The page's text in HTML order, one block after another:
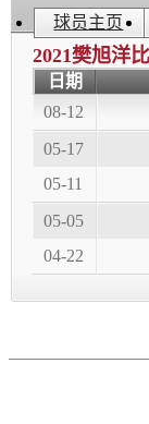
球员主页
2021樊旭洋
日期
08-12
05-17
05-11
05-05
04-22